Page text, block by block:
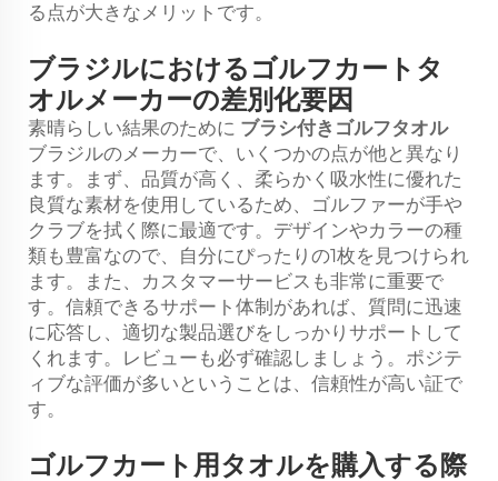
る点が大きなメリットです。
ブラジルにおけるゴルフカートタ
オルメーカーの差別化要因
素晴らしい結果のために ブラシ付きゴルフタオル
ブラジルのメーカーで、いくつかの点が他と異なり
ます。まず、品質が高く、柔らかく吸水性に優れた
良質な素材を使用しているため、ゴルファーが手や
クラブを拭く際に最適です。デザインやカラーの種
類も豊富なので、自分にぴったりの1枚を見つけられ
ます。また、カスタマーサービスも非常に重要で
す。信頼できるサポート体制があれば、質問に迅速
に応答し、適切な製品選びをしっかりサポートして
くれます。レビューも必ず確認しましょう。ポジテ
ィブな評価が多いということは、信頼性が高い証で
す。
ゴルフカート用タオルを購入する際